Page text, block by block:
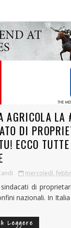
AGRICOLA LA
DI
ECCO
mercoledì,
di
nazionali. In
Leggere